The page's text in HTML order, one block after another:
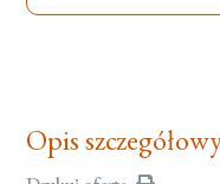
Opis